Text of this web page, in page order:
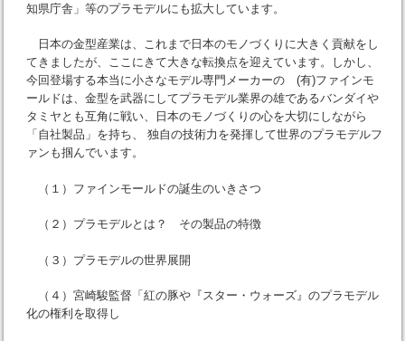
知県庁舎」等のプラモデルにも拡大しています。
日本の金型産業は、これまで日本のモノづくりに大きく貢献をし
てきましたが、ここにきて大きな転換点を迎えています。しかし、
今回登場する本当に小さなモデル専門メーカーの (有)ファインモ
ールドは、金型を武器にしてプラモデル業界の雄であるバンダイや
タミヤとも互角に戦い、日本のモノづくりの心を大切にしながら
「自社製品」を持ち、 独自の技術力を発揮して世界のプラモデルフ
ァンも掴んでいます。
（１）ファインモールドの誕生のいきさつ
（２）プラモデルとは？ その製品の特徴
（３）プラモデルの世界展開
（４）宮崎駿監督「紅の豚や『スター・ウォーズ』のプラモデル
化の権利を取得し